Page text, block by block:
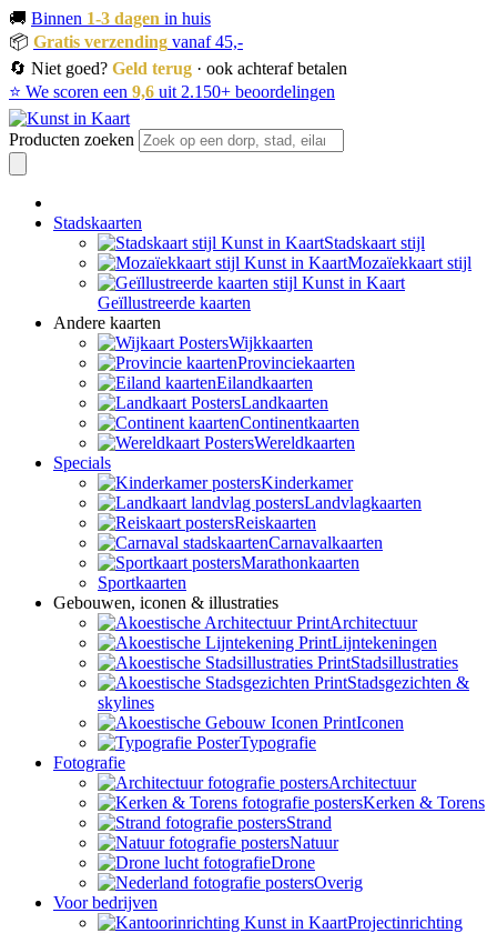
🚚 Binnen 1-3 dagen in huis
📦 Gratis verzending vanaf 45,-
🔄 Niet goed? Geld terug · ook achteraf betalen
⭐ We scoren een 9,6 uit 2.150+ beoordelingen
Producten zoeken
Stadskaarten
Stadskaart stijl
Mozaïekkaart stijl
Geïllustreerde kaarten
Andere kaarten
Wijkkaarten
Provinciekaarten
Eilandkaarten
Landkaarten
Continentkaarten
Wereldkaarten
Specials
Kinderkamer
Landvlagkaarten
Reiskaarten
Carnavalkaarten
Marathonkaarten
Sportkaarten
Gebouwen, iconen & illustraties
Architectuur
Lijntekeningen
Stadsillustraties
Stadsgezichten &
skylines
Iconen
Typografie
Fotografie
Architectuur
Kerken & Torens
Strand
Natuur
Drone
Overig
Voor bedrijven
Projectinrichting